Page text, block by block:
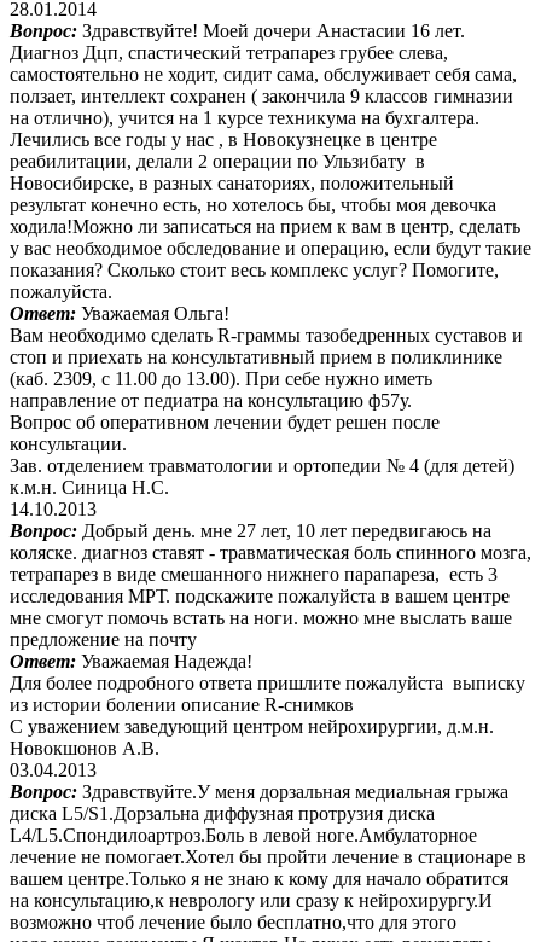
28.01.2014
Вопрос: Здравствуйте! Моей дочери Анастасии 16 лет.
Диагноз Дцп, спастический тетрапарез грубее слева,
самостоятельно не ходит, сидит сама, обслуживает себя сама,
ползает, интеллект сохранен ( закончила 9 классов гимназии
на отлично), учится на 1 курсе техникума на бухгалтера.
Лечились все годы у нас , в Новокузнецке в центре
реабилитации, делали 2 операции по Ульзибату в
Новосибирске, в разных санаториях, положительный
результат конечно есть, но хотелось бы, чтобы моя девочка
ходила!Можно ли записаться на прием к вам в центр, сделать
у вас необходимое обследование и операцию, если будут такие
показания? Сколько стоит весь комплекс услуг? Помогите,
пожалуйста.
Ответ: Уважаемая Ольга!
Вам необходимо сделать R-граммы тазобедренных суставов и
стоп и приехать на консультативный прием в поликлинике
(каб. 2309, с 11.00 до 13.00). При себе нужно иметь
направление от педиатра на консультацию ф57у.
Вопрос об оперативном лечении будет решен после
консультации.
Зав. отделением травматологии и ортопедии № 4 (для детей)
к.м.н. Синица Н.С.
14.10.2013
Вопрос: Добрый день. мне 27 лет, 10 лет передвигаюсь на
коляске. диагноз ставят - травматическая боль спинного мозга,
тетрапарез в виде смешанного нижнего парапареза, есть 3
исследования МРТ. подскажите пожалуйста в вашем центре
мне смогут помочь встать на ноги. можно мне выслать ваше
предложение на почту
Ответ: Уважаемая Надежда!
Для более подробного ответа пришлите пожалуйста выписку
из истории болении описание R-снимков
С уважением заведующий центром нейрохирургии, д.м.н.
Новокшонов А.В.
03.04.2013
Вопрос: Здравствуйте.У меня дорзальная медиальная грыжа
диска L5/S1.Дорзальна диффузная протрузия диска
L4/L5.Спондилоартроз.Боль в левой ноге.Амбулаторное
лечение не помогает.Хотел бы пройти лечение в стационаре в
вашем центре.Только я не знаю к кому для начало обратится
на консультацию,к неврологу или сразу к нейрохирургу.И
возможно чтоб лечение было бесплатно,что для этого